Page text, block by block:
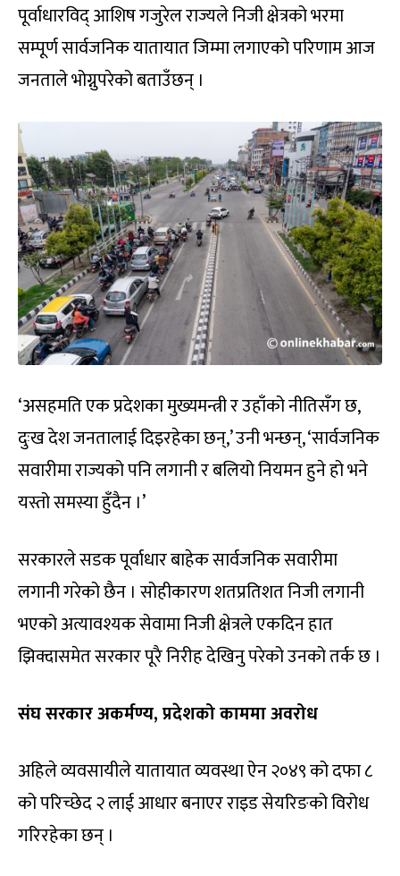
पूर्वाधारविद् आशिष गजुरेल राज्यले निजी क्षेत्रको भरमा
सम्पूर्ण सार्वजनिक यातायात जिम्मा लगाएको परिणाम आज
जनताले भोग्नुपरेको बताउँछन् ।
‘असहमति एक प्रदेशका मुख्यमन्त्री र उहाँको नीतिसँग छ,
दुःख देश जनतालाई दिइरहेका छन्,’ उनी भन्छन्, ‘सार्वजनिक
सवारीमा राज्यको पनि लगानी र बलियो नियमन हुने हो भने
यस्तो समस्या हुँदैन ।’
सरकारले सडक पूर्वाधार बाहेक सार्वजनिक सवारीमा
लगानी गरेको छैन । सोहीकारण शतप्रतिशत निजी लगानी
भएको अत्यावश्यक सेवामा निजी क्षेत्रले एकदिन हात
झिक्दासमेत सरकार पूरै निरीह देखिनु परेको उनको तर्क छ ।
संघ सरकार अकर्मण्य, प्रदेशको काममा अवरोध
अहिले व्यवसायीले यातायात व्यवस्था ऐन २०४९ को दफा ८
को परिच्छेद २ लाई आधार बनाएर राइड सेयरिङको विरोध
गरिरहेका छन् ।